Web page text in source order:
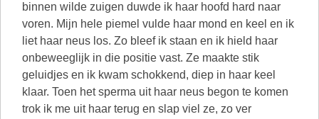
binnen wilde zuigen duwde ik haar hoofd hard naar
voren. Mijn hele piemel vulde haar mond en keel en ik
liet haar neus los. Zo bleef ik staan en ik hield haar
onbeweeglijk in die positie vast. Ze maakte stik
geluidjes en ik kwam schokkend, diep in haar keel
klaar. Toen het sperma uit haar neus begon te komen
trok ik me uit haar terug en slap viel ze, zo ver